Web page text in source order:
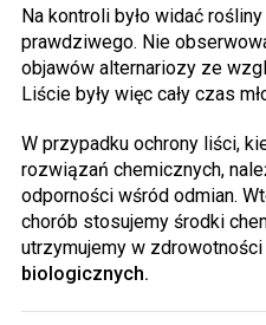
Na kontroli było widać
prawdziwego. Nie
objawów alternariozy ze
Liście były więc cały czas
W przypadku ochrony liści,
rozwiązań chemicznych,
odporności wśród odmian.
chorób stosujemy środki
utrzymujemy w zdrowotności
biologicznych.